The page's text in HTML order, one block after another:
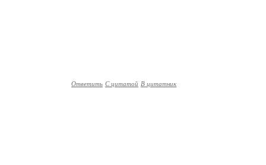
Ответить С цитатой В цитатник